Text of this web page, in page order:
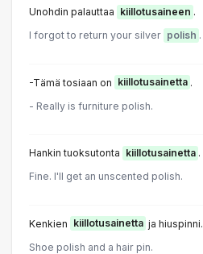
Unohdin palauttaa kiillotusaineen .
I forgot to return your silver polish .
-Tämä tosiaan on kiillotusainetta .
- Really is furniture polish.
Hankin tuoksutonta kiillotusainetta .
Fine. I'll get an unscented polish.
Kenkien kiillotusainetta ja hiuspinni.
Shoe polish and a hair pin.